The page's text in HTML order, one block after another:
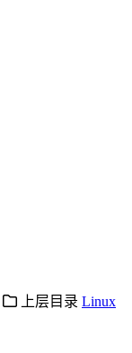
上层目录 Linux